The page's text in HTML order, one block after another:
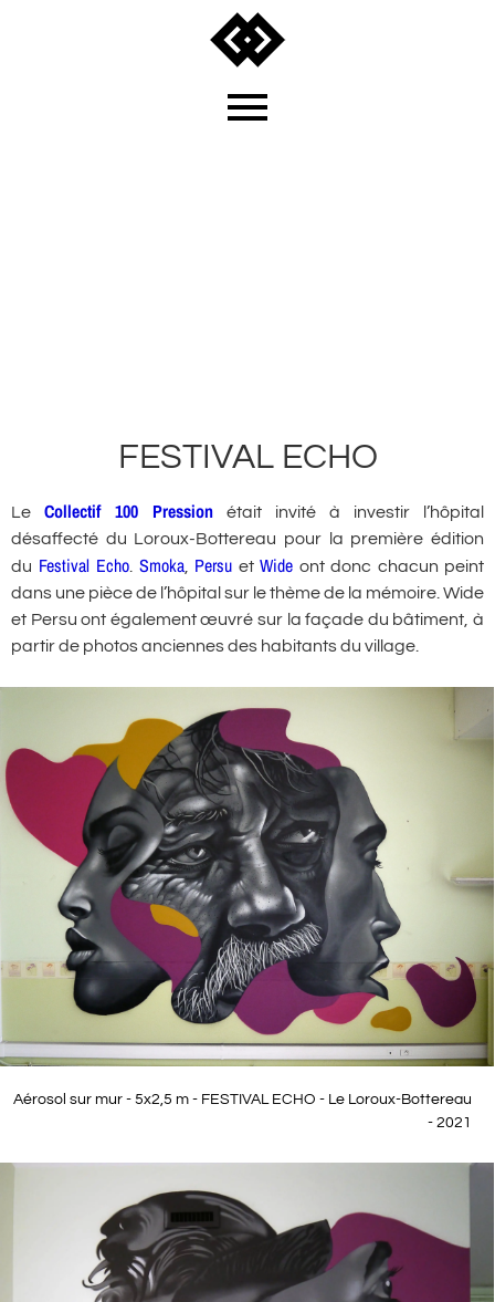
FESTIVAL ECHO
Le Collectif 100 Pression était invité à investir l’hôpital
désaffecté du Loroux-Bottereau pour la première édition
du Festival Echo Smoka, Persu et Wide ont donc chacun peint
dans une pièce de l’hôpital sur le thème de la mémoire. Wide
et Persu ont également œuvré sur la façade du bâtiment, à
partir de photos anciennes des habitants du village.
Aérosol sur mur - 5x2,5 m - FESTIVAL ECHO - Le Loroux-Bottereau
- 2021